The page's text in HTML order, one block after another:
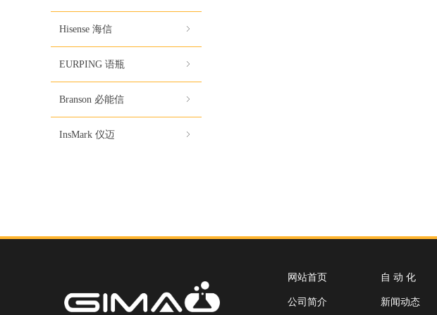
ꁇ
Hisense 海信
ꁇ
EURPING 语瓶
ꁇ
Branson 必能信
ꁇ
InsMark 仪迈
网站首页
公司简介
自 动 化
新闻动态